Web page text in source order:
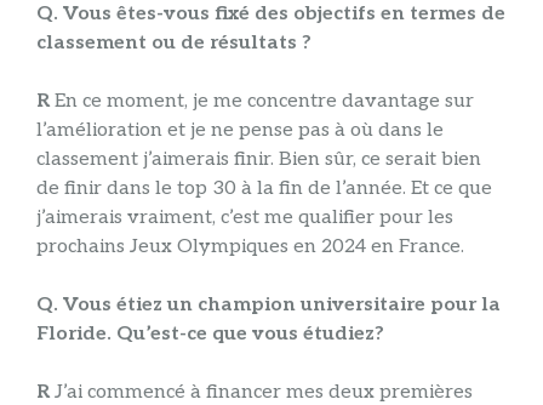
Q. Vous êtes-vous fixé des objectifs en termes de
classement ou de résultats ?
REn ce moment, je me concentre davantage sur
l’amélioration et je ne pense pas à où dans le
classement j’aimerais finir. Bien sûr, ce serait bien
de finir dans le top 30 à la fin de l’année. Et ce que
j’aimerais vraiment, c’est me qualifier pour les
prochains Jeux Olympiques en 2024 en France.
Q. Vous étiez un champion universitaire pour la
Floride. Qu’est-ce que vous étudiez?
RJ’ai commencé à financer mes deux premières